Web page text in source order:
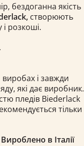
бездоганна якість
створюють
розкоші.
і завжди
які дає виробник.
пледів Biеderlack​
тільки
в Італії